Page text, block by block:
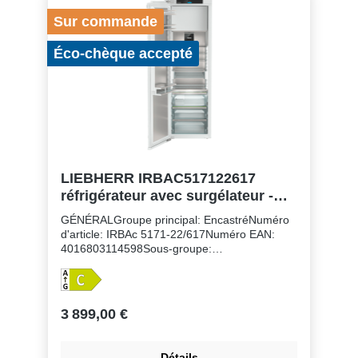
3Circuits frigorifiques réglables séparément:
1Nombre de compresseurs: 1
Sur commande
Éco-chèque accepté
LIEBHERR IRBAC517122617
réfrigérateur avec surgélateur -
178cm
GÉNÉRALGroupe principal: EncastréNuméro
d'article: IRBAc 5171-22/617Numéro EAN:
4016803114598Sous-groupe:
178 cmMontage de la porte: porte sur
porteVolume du compartiment réfrigérateur:
lClasse énergétique: CConsommation
3 899,00 €